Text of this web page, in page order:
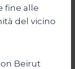
fine alle
del vicino
Beirut